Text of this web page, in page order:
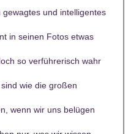
und intelligentes
in seinen Fotos etwas
so verführerisch wahr
wie die großen
wenn wir uns belügen